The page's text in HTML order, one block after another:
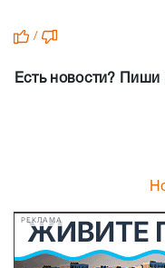
/
Есть новости? Пиши
РЕКЛАМА